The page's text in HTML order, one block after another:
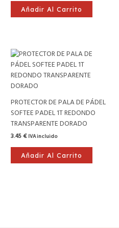
Añadir Al Carrito
PROTECTOR DE PALA DE PÁDEL
SOFTEE PADEL 1T REDONDO
TRANSPARENTE DORADO
3.45€ IVA incluido
Añadir Al Carrito